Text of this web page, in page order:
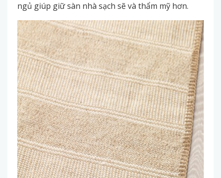
ngủ giúp giữ sàn nhà sạch sẽ và thẩm mỹ hơn.